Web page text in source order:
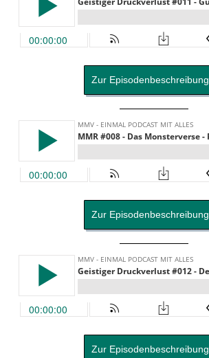
Zur Episodenbeschreibung
Zur Episodenbeschreibung
Zur Episodenbeschreibung